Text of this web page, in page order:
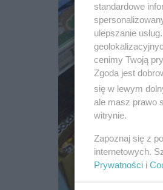
standardowe
ulepszanie
cenimy Twoją
Zgoda jest
się w lewym
ale masz prawo
witrynie.
Zapoznaj się z
internetowych.
Prywatności i